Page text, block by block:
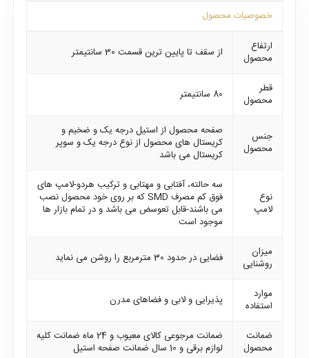
خصوصیات محصول
ارتفاع
محصول
از سقف تا پایین ترین قسمت 30 سانتیمتر
قطر
محصول
80 سانتیمتر
جنس
محصول
صفحه محصول از استیل درجه یک و ضخیم و
کریستال های محصول از نوع درجه یک و سوپر
کریستال می باشد
نوع
لامپ
سه حالته، آفتابی و مهتابی و ترکیب هردو-لامپ های
فوق کم مصرف SMD که بر روی خود محصول نصب
می باشند-قابل تعوسض می باشد و در تمام بازار ها
موجود است
میزان
روشنایی
فضایی در حدود 30 مترمربع را روشن می نماید
موارد
استفاده
پذیرایی و لابی و فضاهای مدرن
ضمانت
محصول
ضمانت مرجوعی کالای معیوب و 24 ماه ضمانت کلیه
لوازم برقی و 10 سال ضمانت صفحه استیل